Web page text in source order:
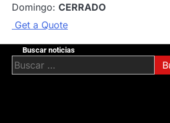
Domingo: CERRADO
Get a Quote
Buscar noticias
Buscar: